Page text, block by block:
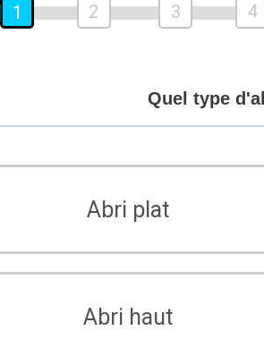
1 2 3 4
Quel type
Abri plat
Abri haut